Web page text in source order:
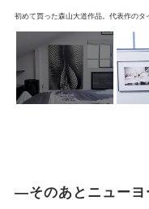
初めて買った森山大道作品。代表作のタ
―そのあとニューヨ